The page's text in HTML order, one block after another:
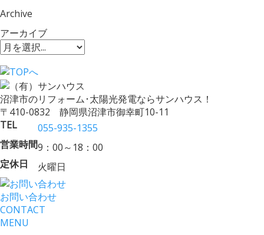
Archive
アーカイブ
沼津市のリフォーム･太陽光発電ならサンハウス！
〒410-0832 静岡県沼津市御幸町10-11
TEL
055-935-1355
営業時間9：00～18：00
定休日
火曜日
お問い合わせ
CONTACT
MENU